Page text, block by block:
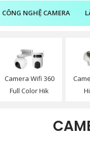
CÔNG NGHỆ CAMERA
Camera Wifi 360
Full Color Hik